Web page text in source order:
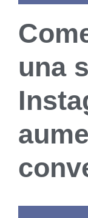
una